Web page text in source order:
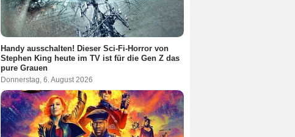
Handy ausschalten! Dieser Sci-Fi-Horror von
Stephen King heute im TV ist für die Gen Z das
pure Grauen
Donnerstag, 6. August 2026